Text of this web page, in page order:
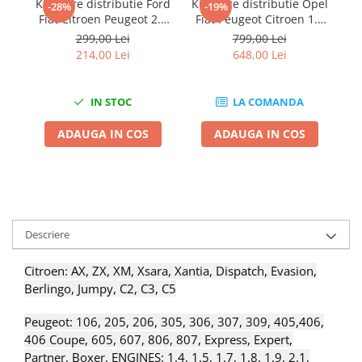
Chei Dinamometrice
Ciocane Dalti si Dornuri
Scule Electrice
Aeroterme si Incalzitoare
Aparate de spalat cu presiune
Masini de polishat
Pistoale aer cald
Pistoale de lipit
Pistoale electrice de impact
Rindele
Slefuitoare electrice
-28%
Kit fixare distributie Ford
Fiat Citroen Peugeot 2.2
TDCI/JTD/HDI
299,00 Lei
214,00 Lei
IN STOC
ADAUGA IN COS
-19%
Kit fixare distributie Opel
Fiat Peugeot Citroen 1.3
CDTI
799,00 Lei
648,00 Lei
LA COMANDA
ADAUGA IN COS
Descriere
Citroen: AX, ZX, XM, Xsara, Xantia, Dispatch, Evasion,
Berlingo, Jumpy, C2, C3, C5
Peugeot: 106, 205, 206, 305, 306, 307, 309, 405,406,
406 Coupe, 605, 607, 806, 807, Express, Expert,
Partner, Boxer. ENGINES: 1.4, 1.5, 1.7, 1.8, 1.9, 2.1,